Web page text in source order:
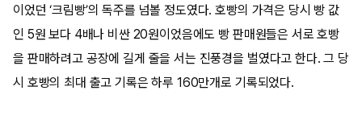
이었던 ‘크림빵’의 독주를 넘볼 정도였다. 호빵의 가격은 당시 빵 값
인 5원 보다 4배나 비싼 20원이었음에도 빵 판매원들은 서로 호빵
을 판매하려고 공장에 길게 줄을 서는 진풍경을 벌였다고 한다. 그 당
시 호빵의 최대 출고 기록은 하루 160만개로 기록되었다.